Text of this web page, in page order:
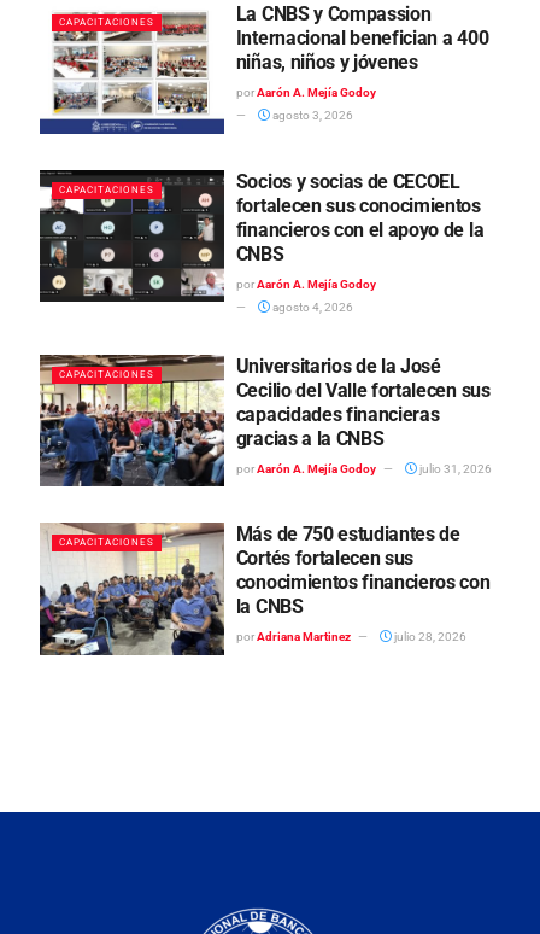
CAPACITACIONES
La CNBS y Compassion
Internacional benefician a 400
niñas, niños y jóvenes
por Aarón A. Mejía Godoy
agosto 3, 2026
CAPACITACIONES
Socios y socias de CECOEL
fortalecen sus conocimientos
financieros con el apoyo de la
CNBS
por Aarón A. Mejía Godoy
agosto 4, 2026
CAPACITACIONES
Universitarios de la José
Cecilio del Valle fortalecen sus
capacidades financieras
gracias a la CNBS
por Aarón A. Mejía Godoy julio 31, 2026
CAPACITACIONES
Más de 750 estudiantes de
Cortés fortalecen sus
conocimientos financieros con
la CNBS
por Adriana Martinez julio 28, 2026